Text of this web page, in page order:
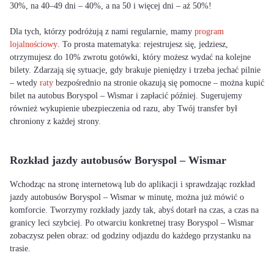
30%, na 40–49 dni – 40%, a na 50 i więcej dni – aż 50%!
Dla tych, którzy podróżują z nami regularnie, mamy program
lojalnościowy. To prosta matematyka: rejestrujesz się, jedziesz,
otrzymujesz do 10% zwrotu gotówki, który możesz wydać na kolejne
bilety. Zdarzają się sytuacje, gdy brakuje pieniędzy i trzeba jechać pilnie
– wtedy raty bezpośrednio na stronie okazują się pomocne – można kupić
bilet na autobus Boryspol – Wismar i zapłacić później. Sugerujemy
również wykupienie ubezpieczenia od razu, aby Twój transfer był
chroniony z każdej strony.
Rozkład jazdy autobusów Boryspol – Wismar
Wchodząc na stronę internetową lub do aplikacji i sprawdzając rozkład
jazdy autobusów Boryspol – Wismar w minutę, można już mówić o
komforcie. Tworzymy rozkłady jazdy tak, abyś dotarł na czas, a czas na
granicy leci szybciej. Po otwarciu konkretnej trasy Boryspol – Wismar
zobaczysz pełen obraz: od godziny odjazdu do każdego przystanku na
trasie.